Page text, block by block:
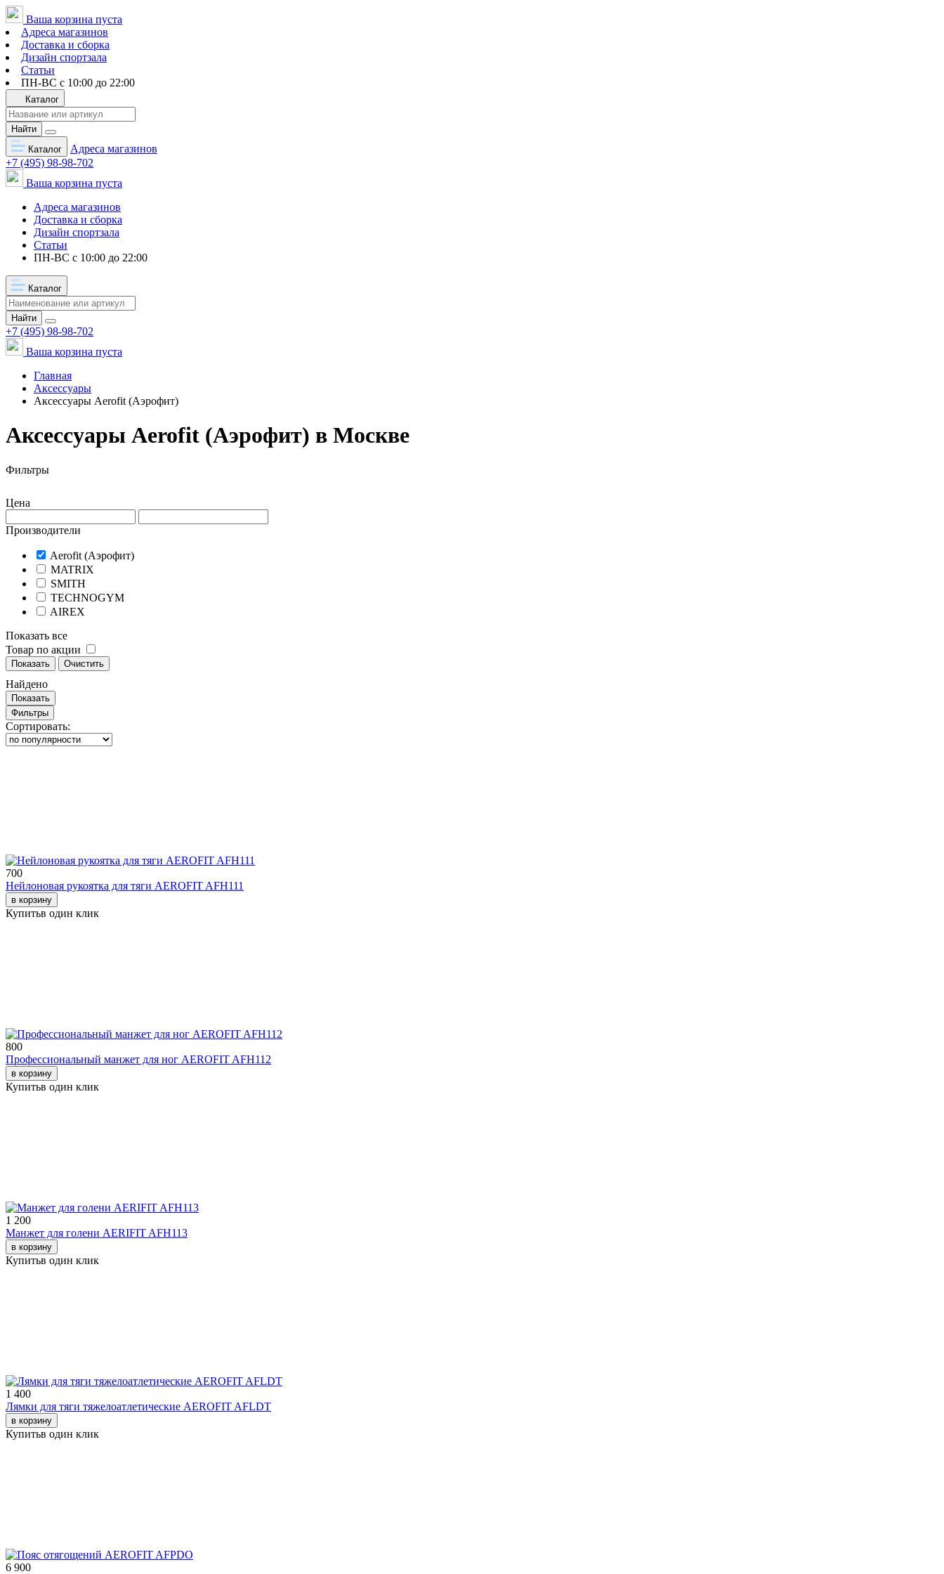
Ваша корзина пуста
Адреса магазинов
Доставка и сборка
Дизайн спортзала
Статьи
ПН-ВС с 10:00 до 22:00
Каталог
Найти
Каталог
Адреса магазинов
+7 (495) 98-98-702
Ваша корзина пуста
Адреса магазинов
Доставка и сборка
Дизайн спортзала
Статьи
ПН-ВС с 10:00 до 22:00
Каталог
Найти
+7 (495) 98-98-702
Ваша корзина пуста
Главная
Аксессуары
Аксессуары Aerofit (Аэрофит)
Аксессуары Aerofit (Аэрофит) в Москве
Фильтры
Цена
Производители
Aerofit (Аэрофит)
MATRIX
SMITH
TECHNOGYM
AIREX
Показать все
Товар по акции
Показать Очистить
Найдено
Показать
Фильтры
Сортировать:
700
Нейлоновая рукоятка для тяги AEROFIT AFH111
в корзину
Купитьв один клик
800
Профессиональный манжет для ног AEROFIT AFH112
в корзину
Купитьв один клик
1 200
Манжет для голени AERIFIT AFH113
в корзину
Купитьв один клик
1 400
Лямки для тяги тяжелоатлетические AEROFIT AFLDT
в корзину
Купитьв один клик
6 900